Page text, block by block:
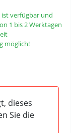
ist verfügbar und
1 bis 2 Werktagen
möglich!
dieses
Sie die